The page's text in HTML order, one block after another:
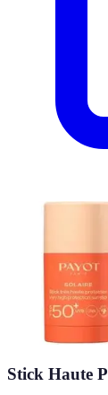
Stick Haute